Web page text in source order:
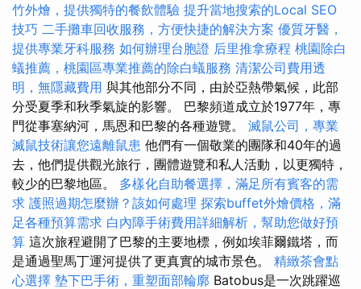
竹外燴，提供獨特的餐飲體驗 提升當地搜索的Local SEO
技巧 二手攤車回收服務，方便快捷的解決方案 優質牙醫，
提供專業牙科服務 如何辦理台胞證 后里推拿療程 桃園除白
蟻推薦，桃園區專業推薦的除白蟻服務 清潔公司費用透
明，無隱藏費用 與其他部分不同，由於亞熱帶氣候，此部
分受夏季和秋季氣旋的影響。 巴黎頻道成立於1977年，專
門從事塞納河，馬恩和巴黎的各種遊覽。 滅鼠公司，專業
滅鼠技術讓您遠離鼠患 他們有一個敬業的團隊和40年的過
去，他們提供觀光旅行，團體遊覽和私人活動，以更獨特，
較少的巴黎地區。 多樣化自助餐選擇，滿足所有賓客的需
求 護照過期怎麼辦？該如何處理 探索buffet外燴價格，滿
足各種預算需求 白內障手術費用詳細解析，幫助您做好預
算 這次旅程避開了巴黎的主要地標，例如埃菲爾鐵塔，而
是通過聖馬丁運河提供了更真實的城市景色。 精緻茶會點
心選擇 墊下巴手術，重塑面部輪廓 Batobus是一次跳躍巡